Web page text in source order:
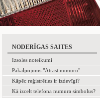
NODERĪGAS SAITES
Izsoles noteikumi
Pakalpojums "Atrast numuru"
Kāpēc reģistrēties ir izdevīgi?
Kā izcelt telefona numura simbolus?